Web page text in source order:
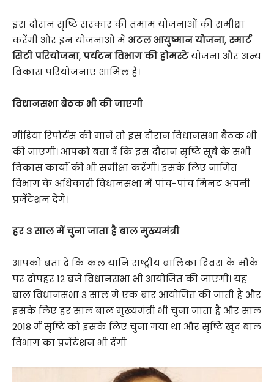
इस दौरान सृष्टि सरकार की तमाम योजनाओं की समीक्षा
करेंगी और इन योजनाओं में अटल आयुष्मान योजना,स्मार्ट
सिटी परियोजना,पर्यटन विभाग की होमस्टेयोजना और अन्य
विकास परियोजनाएं शामिल हैं।
विधानसभा बैठक भी की जाएगी
मीडिया रिपोर्टस की मानें तो इस दौरान विधानसभा बैठक भी
की जाएगी। आपको बता दें कि इस दौरान सृष्टि सूबे के सभी
विकास कार्यों की भी समीक्षा करेंगी। इसके लिए नामित
विभाग के अधिकारी विधानसभा में पांच-पांच मिनट अपनी
प्रजेंटेशन देंगे।
हर 3 साल में चुना जाता है बाल मुख्यमंत्री
आपको बता दें कि कल यानि राष्ट्रीय बालिका दिवस के मौके
पर दोपहर 12 बजे विधानसभा भी आयोजित की जाएगी। यह
बाल विधानसभा 3 साल में एक बार आयोजित की जाती है और
इसके लिए हर साल बाल मुख्यमंत्री भी चुना जाता है और साल
2018 में सृष्टि को इसके लिए चुना गया था और सृष्टि खुद बाल
विभाग का प्रजेंटेशन भी देंगी